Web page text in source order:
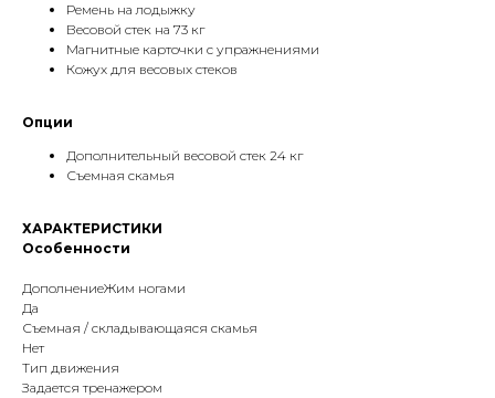
Ремень на лодыжку
Весовой стек на 73 кг
Магнитные карточки с упражнениями
Кожух для весовых стеков
Опции
Дополнительный весовой стек 24 кг
Съемная скамья
ХАРАКТЕРИСТИКИ
Особенности
ДополнениеЖим ногами
Да
Съемная / складывающаяся скамья
Нет
Тип движения
Задается тренажером